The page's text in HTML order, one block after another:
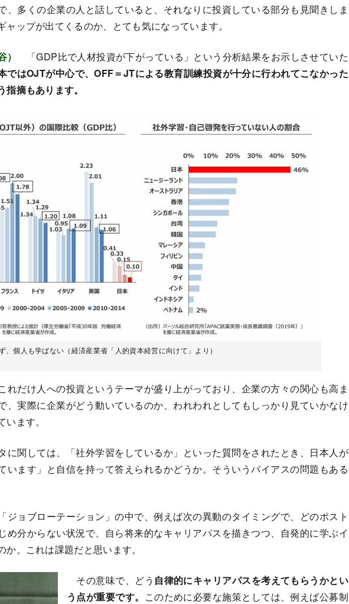
、多くの企業の人と話していると、それなりに投資している部分も見聞きしま
ャップが出てくるのか、とても気になっています。
「GDP比で人材投資が下がっている」という分析結果をお示しさせていた
本ではOJTが中心で、OFF＝JTによる教育訓練投資が十分に行われてこなかった
摘もあります。
、個人も学ばない（経済産業省「人的資本経営に向けて」より）
れだけ人への投資というテーマが盛り上がっており、企業の方々の関心も高ま
、実際に企業がどう動いているのか、われわれとしてもしっかり見ていかなけ
ます。
に関しては、「社外学習をしているか」といった質問をされたとき、日本人が
います」と自信を持って答えられるかどうか。そういうバイアスの問題もある
ジョブローテーション」の中で、例えば次の異動のタイミングで、どのポスト
め分からない状況で、自ら将来的なキャリアパスを描きつつ、自発的に学ぶイ
か。これは課題だと思います。
その意味で、どう 自律的にキャリアパスを考えてもらうかとい
う点が重要です。 このために必要な施策としては、例えば公募制